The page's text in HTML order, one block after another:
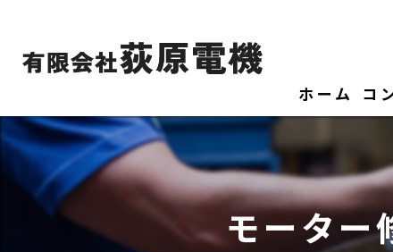
ホーム コ
モーター